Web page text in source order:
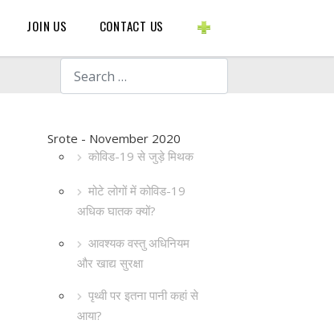
Search
JOIN US CONTACT US
Srote - November 2020
कोविड-19 से जुड़े मिथक
मोटे लोगों में कोविड-19
अधिक घातक क्यों?
आवश्यक वस्तु अधिनियम
और खाद्य सुरक्षा
पृथ्वी पर इतना पानी कहां से
आया?